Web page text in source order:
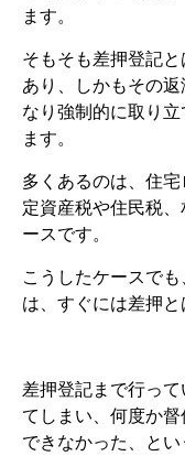
ます。
そもそも差押登記
あり、しかもその
なり強制的に取り
ます。
多くあるのは、住
定資産税や住民税
ースです。
こうしたケースで
は、すぐには差押と
差押登記まで行っ
てしまい、何度か
できなかった、とい